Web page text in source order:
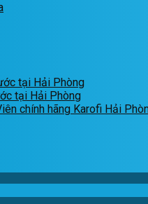
tại Hải Phòng
tại Hải Phòng
chính hãng Karofi Hải